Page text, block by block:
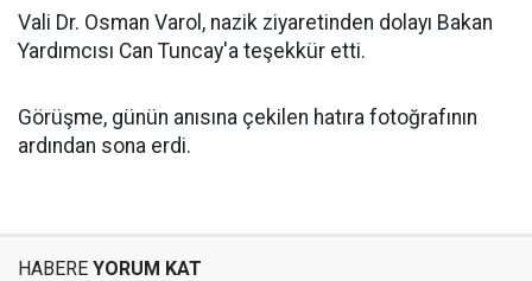
Vali Dr. Osman Varol, nazik ziyaretinden dolayı Bakan
Yardımcısı Can Tuncay'a teşekkür etti.
Görüşme, günün anısına çekilen hatıra fotoğrafının
ardından sona erdi.
HABERE YORUM KAT